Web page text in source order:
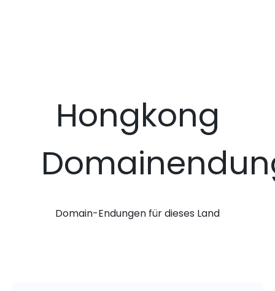
Hongkong
Domain-Endungen für dieses Land